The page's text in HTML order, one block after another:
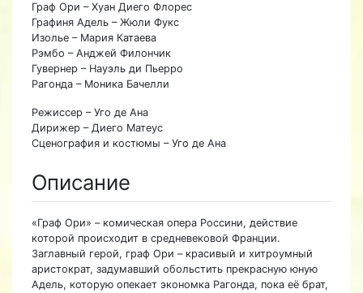
Граф Ори – Хуан Диего Флорес
Графиня Адель – Жюли Фукс
Изолье – Мария Катаева
Рэмбо – Анджей Филончик
Гувернер – Науэль ди Пьерро
Рагонда – Моника Бачелли
Режиссер – Уго де Ана
Дирижер – Диего Матеус
Сценография и костюмы – Уго де Ана
Описание
«Граф Ори» – комическая опера Россини, действие
которой происходит в средневековой Франции.
Заглавный герой, граф Ори – красивый и хитроумный
аристократ, задумавший обольстить прекрасную юную
Адель, которую опекает экономка Рагонда, пока её брат,